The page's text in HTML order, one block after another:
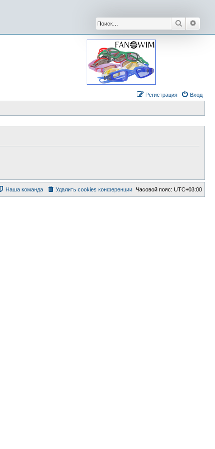
Поиск
Вход
Регистрация
Часовой пояс: UTC+03:00
Удалить cookies конференции
Наша команда